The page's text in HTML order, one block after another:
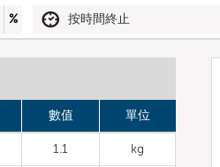
% 按時間終止
數值 單位
1.1 kg